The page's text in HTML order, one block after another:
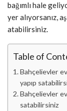
bağımlı hale
yer alıyorsanız,
atabilirsiniz.
Table of
Bahçelievler
yapıp
Bahçelievler
satabilirsiniz